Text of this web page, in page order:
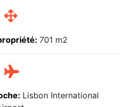
701 m2
Lisbon International